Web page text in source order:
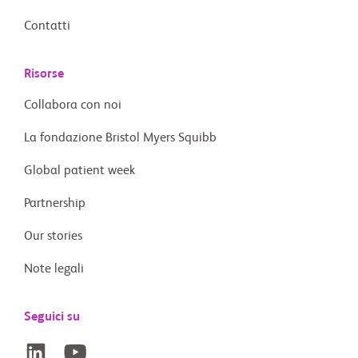
Contatti
Risorse
Collabora con noi
La fondazione Bristol Myers Squibb
Global patient week
Partnership
Our stories
Note legali
Seguici su